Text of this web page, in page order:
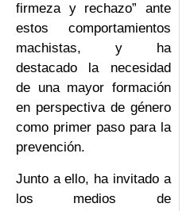
firmeza y rechazo” ante
estos comportamientos
machistas, y ha
destacado la necesidad
de una mayor formación
en perspectiva de género
como primer paso para la
prevención.
Junto a ello, ha invitado a
los medios de